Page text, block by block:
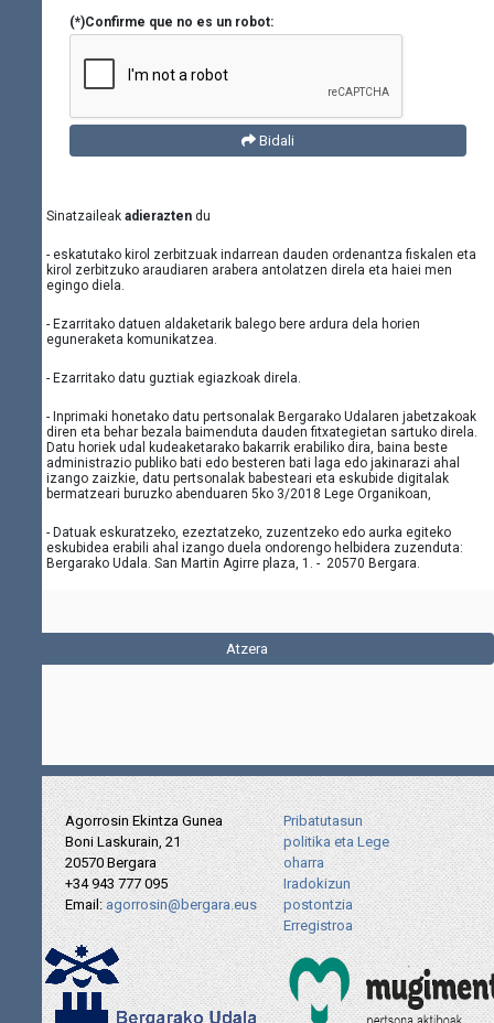
(*)Confirme que no es un robot:
Bidali
Sinatzaileakadierazten du
- eskatutako kirol zerbitzuak indarrean dauden ordenantza fiskalen eta
kirol zerbitzuko araudiaren arabera antolatzen direla eta haiei men
egingo diela.
- Ezarritako datuen aldaketarik balego bere ardura dela horien
eguneraketa komunikatzea.
- Ezarritako datu guztiak egiazkoak direla.
- Inprimaki honetako datu pertsonalak Bergarako Udalaren jabetzakoak
diren eta behar bezala baimenduta dauden fitxategietan sartuko direla.
Datu horiek udal kudeaketarako bakarrik erabiliko dira, baina beste
administrazio publiko bati edo besteren bati laga edo jakinarazi ahal
izango zaizkie, datu pertsonalak babesteari eta eskubide digitalak
bermatzeari buruzko abenduaren 5ko 3/2018 Lege Organikoan,
- Datuak eskuratzeko, ezeztatzeko, zuzentzeko edo aurka egiteko
eskubidea erabili ahal izango duela ondorengo helbidera zuzenduta:
Bergarako Udala. San Martin Agirre plaza, 1. - 20570 Bergara.
Atzera
Agorrosin Ekintza Gunea
Boni Laskurain, 21
20570 Bergara
+34 943 777 095
Email:agorrosin@bergara.eus
Pribatutasun
politika eta Lege
oharra
Iradokizun
postontzia
Erregistroa